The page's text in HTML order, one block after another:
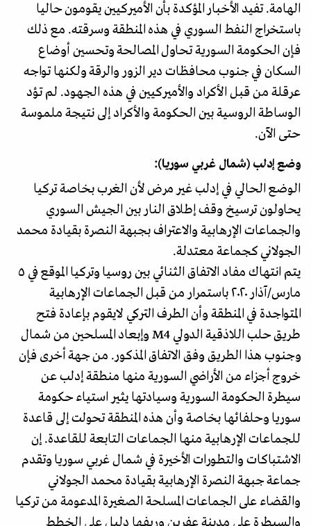
الهامة. تفيد الأخبار المؤكدة بأن الأميركيين يقومون حاليا
باستخراج النفط السوري في هذه المنطقة وسرقته. مع ذلك
فإن الحكومة السورية تحاول المصالحة وتحسين أوضاع
السكان في جنوب محافظات دير الزور والرقة ولكنها تواجه
عرقلة من قبل الأكراد والأميركيين في هذه الجهود. لم تؤد
الوساطة الروسية بين الحكومة والأكراد إلى نتيجة ملموسة
حتى الآن.
وضع إدلب (شمال غربي سوريا):
الوضع الحالي في إدلب غير مرض لأن الغرب بخاصة تركيا
يحاولون ترسيخ وقف إطلاق النار بين الجيش السوري
والجماعات الإرهابية والاعتراف بجبهة النصرة بقيادة محمد
الجولاني كجماعة معتدلة.
یتم انتهاك مفاد الاتفاق الثنائي بين روسيا وتركيا الموقع في ٥
مارس/آذار ٢٠٢٠ باستمرار من قبل الجماعات الإرهابية
المتواجدة في المنطقة وأن الطرف التركي لايقوم بإعادة فتح
طريق حلب اللاذقية الدولي M4 وإبعاد المسلحين من شمال
وجنوب هذا الطريق وفق الاتفاق المذكور. من جهة أخرى فإن
خروج أجزاء من الأراضي السورية منها منطقة إدلب عن
سيطرة الحكومة السورية وسيادتها يثير استياء حكومة
سوريا وحلفائها بخاصة وأن هذه المنطقة تحولت إلى قاعدة
للجماعات الإرهابية منها الجماعات التابعة للقاعدة. إن
الاشتباكات والتطورات الأخيرة في شمال غربي سوريا وتقدم
جماعة جبهة النصرة الإرهابية بقيادة محمد الجولاني
والقضاء على الجماعات المسلحة الصغيرة المدعومة من تركيا
والسيطرة على مدينة عفرين وريفها دليل على الخطط